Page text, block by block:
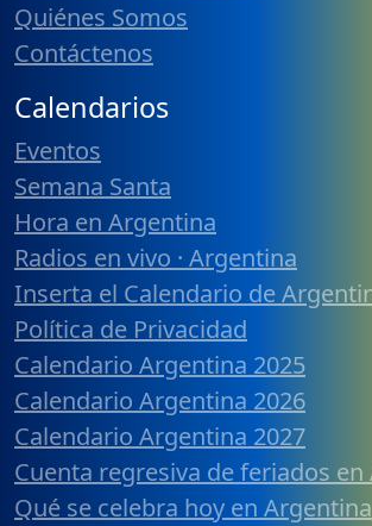
Quiénes Somos
Contáctenos
Calendarios
Eventos
Semana Santa
Hora en Argentina
Radios en vivo · Argentina
Inserta el Calendario de
Política de Privacidad
Calendario Argentina 2025
Calendario Argentina 2026
Calendario Argentina 2027
Cuenta regresiva de feriados
Qué se celebra hoy en Argentina